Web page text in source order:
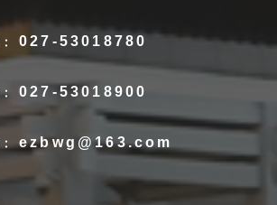
：027-53018780
：027-53018900
：ezbwg@163.com